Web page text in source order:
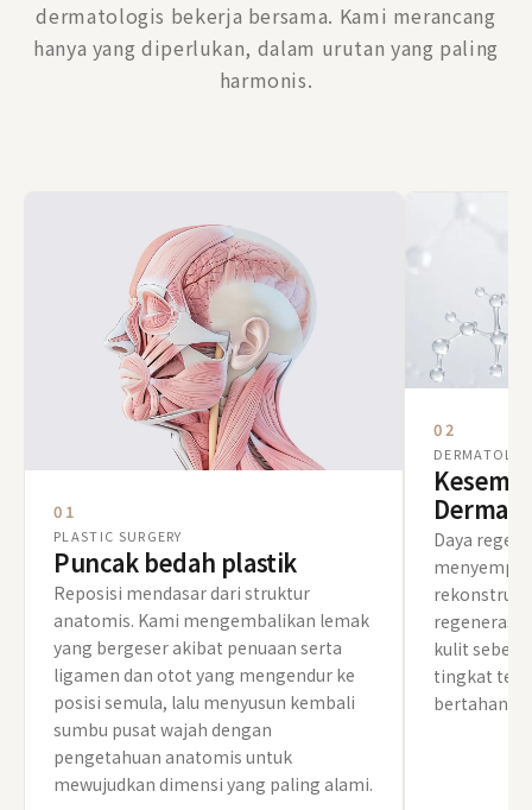
dermatologis bekerja bersama. Kami merancang
hanya yang diperlukan, dalam urutan yang paling
harmonis.
01
PLASTIC SURGERY
Puncak bedah plastik
Reposisi mendasar dari struktur
anatomis. Kami mengembalikan lemak
yang bergeser akibat penuaan serta
ligamen dan otot yang mengendur ke
posisi semula, lalu menyusun kembali
sumbu pusat wajah dengan
pengetahuan anatomis untuk
mewujudkan dimensi yang paling alami.
02
Daya
kulit
tingkat
bertahan